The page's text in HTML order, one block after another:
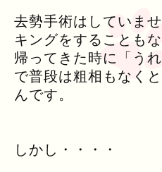
去勢手術はしていま
キングをすることも
帰ってきた時に「う
で普段は粗相もなく
んです。
しかし・・・・